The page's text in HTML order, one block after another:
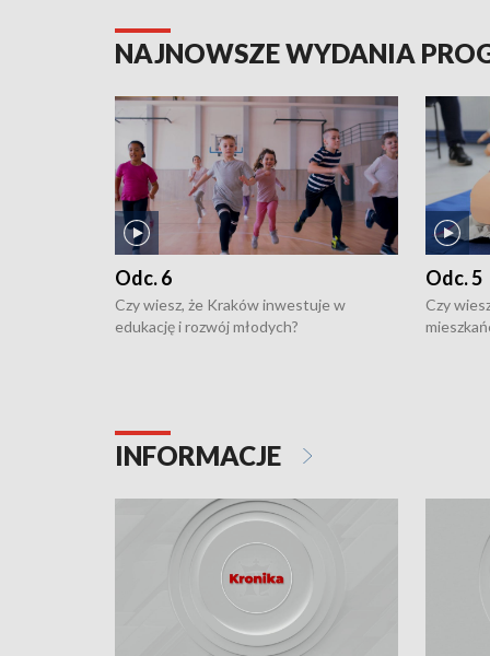
NAJNOWSZE WYDANIA
Odc. 6
Czy wiesz, że Kraków inwestuje w
edukację i rozwój młodych?
Odc. 5
Czy
INFORMACJE